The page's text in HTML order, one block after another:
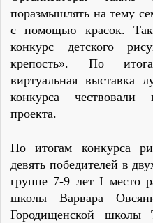
поразмышлять на тему
с помощью красок.
конкурс детского
крепость». По
виртуальная выставка
конкурса
проекта.
По итогам конкурса
девять победителей в
группе 7-9 лет I место
школы Варвара
Городищенской школы